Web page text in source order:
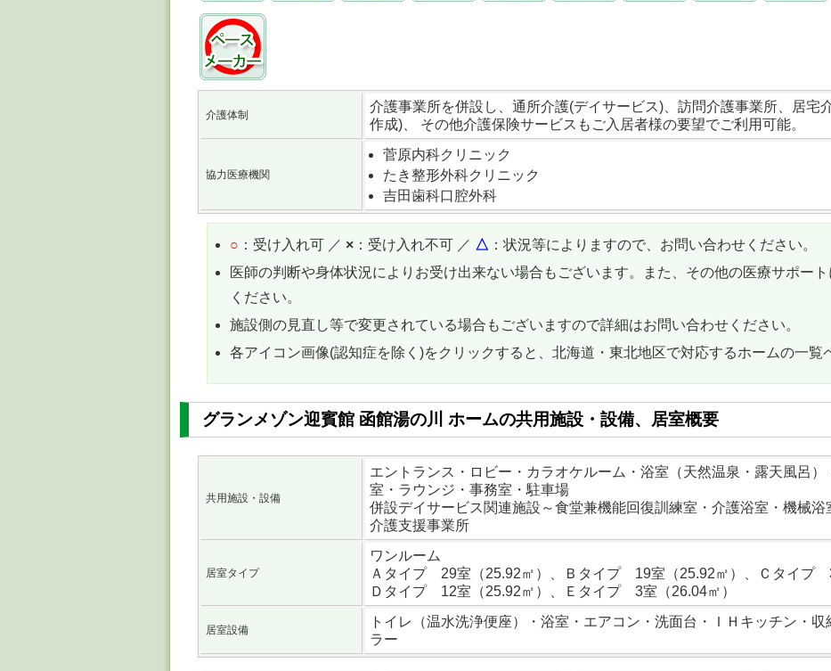
介護体制
介護事業所を併設し、通所介護(デイサービス)、訪問介護事業所、居宅
作成)、 その他介護保険サービスもご入居者様の要望でご利用可能。
協力医療機関
菅原内科クリニック
たき整形外科クリニック
吉田歯科口腔外科
○ ：受け入れ可 ／ × ：受け入れ不可 ／ △ ：状況等によりますので、お問い合わせください。
医師の判断や身体状況によりお受け出来ない場合もございます。また、その他の医療サポー
ください。
施設側の見直し等で変更されている場合もございますので詳細はお問い合わせください。
各アイコン画像(認知症を除く)をクリックすると、北海道・東北地区で対応するホームの一覧
グランメゾン迎賓館 函館湯の川 ホームの共用施設・設備、居室概要
共用施設・設備
エントランス・ロビー・カラオケルーム・浴室（天然温泉・露天風呂
室・ラウンジ・事務室・駐車場
併設デイサービス関連施設～食堂兼機能回復訓練室・介護浴室・機械
介護支援事業所
居室タイプ
ワンルーム
Ａタイプ 29室（25.92㎡）、Ｂタイプ 19室（25.92㎡）、Ｃタイプ 3
Ｄタイプ 12室（25.92㎡）、Ｅタイプ 3室（26.04㎡）
居室設備
トイレ（温水洗浄便座）・浴室・エアコン・洗面台・ＩＨキッチン・
ラー